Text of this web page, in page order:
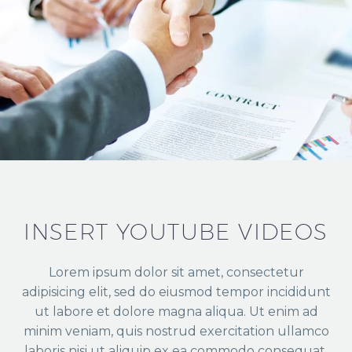
INSERT YOUTUBE VIDEOS
Lorem ipsum dolor sit amet, consectetur
adipisicing elit, sed do eiusmod tempor incididunt
ut labore et dolore magna aliqua. Ut enim ad
minim veniam, quis nostrud exercitation ullamco